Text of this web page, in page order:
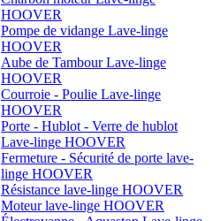
HOOVER
Pompe de vidange Lave-linge
HOOVER
Aube de Tambour Lave-linge
HOOVER
Courroie - Poulie Lave-linge
HOOVER
Porte - Hublot - Verre de hublot
Lave-linge HOOVER
Fermeture - Sécurité de porte lave-
linge HOOVER
Résistance lave-linge HOOVER
Moteur lave-linge HOOVER